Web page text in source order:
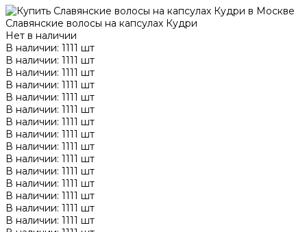
Славянские волосы на капсулах Кудри
Нет в наличии
В наличии: 1111 шт
В наличии: 1111 шт
В наличии: 1111 шт
В наличии: 1111 шт
В наличии: 1111 шт
В наличии: 1111 шт
В наличии: 1111 шт
В наличии: 1111 шт
В наличии: 1111 шт
В наличии: 1111 шт
В наличии: 1111 шт
В наличии: 1111 шт
В наличии: 1111 шт
В наличии: 1111 шт
В наличии: 1111 шт